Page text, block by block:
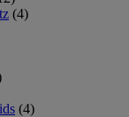
(4)
(4)